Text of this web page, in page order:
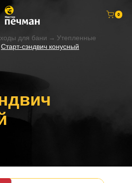
0
для бани → Утепленные
Старт-сэндвич конусный